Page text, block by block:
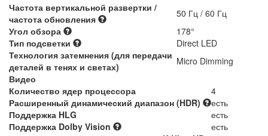
Частота вертикальной развертки /
частота обновления
50 Гц / 60 Гц
Угол обзора
178°
Тип подсветки
Direct LED
Технология затемнения (для передачи
деталей в тенях и светах)
Micro Dimming
Видео
Количество ядер процессора
4
Расширенный динамический диапазон (HDR)
есть
Поддержка HLG
есть
Поддержка Dolby Vision
есть